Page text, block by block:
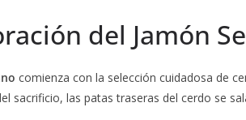
del Jamón
comienza con la selección cuidadosa de
sacrificio, las patas traseras del cerdo se